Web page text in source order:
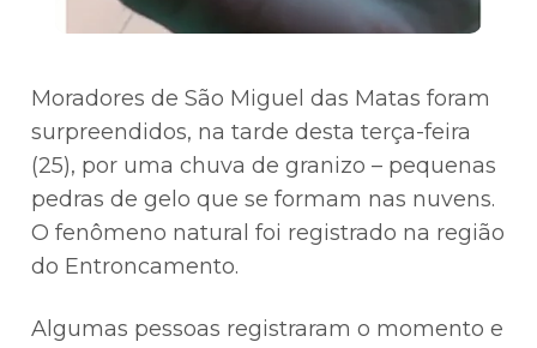
Moradores de São Miguel das Matas foram
surpreendidos, na tarde desta terça-feira
(25), por uma chuva de granizo – pequenas
pedras de gelo que se formam nas nuvens.
O fenômeno natural foi registrado na região
do Entroncamento.
Algumas pessoas registraram o momento e